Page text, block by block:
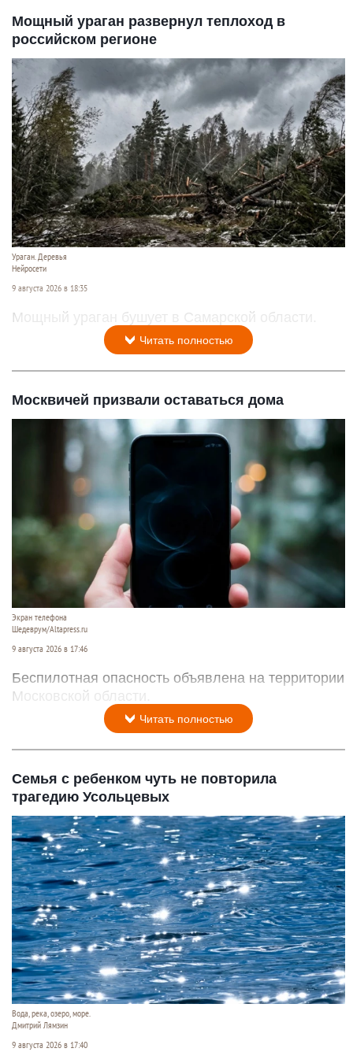
Мощный ураган развернул теплоход в
российском регионе
Ураган. Деревья
Нейросети
9 августа 2026 в 18:35
Мощный ураган бушует в Самарской области.
Читать полностью
Москвичей призвали оставаться дома
Экран телефона
Шедеврум/Altapress.ru
9 августа 2026 в 17:46
Беспилотная опасность объявлена на территории
Московской области.
Читать полностью
Семья с ребенком чуть не повторила
трагедию Усольцевых
Вода, река, озеро, море.
Дмитрий Лямзин
9 августа 2026 в 17:40